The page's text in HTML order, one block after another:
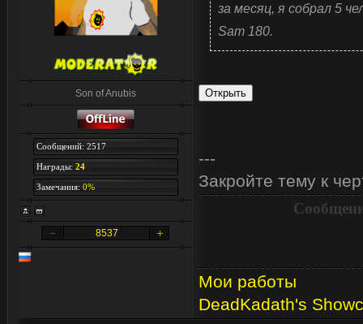
Son of Anubis
Сообщений: 2517
Награды: 24
Замечания: 0%
8537
за месяц, я собрал 5
Sam 180.
---
Закройте тему к
Мои работы
DeadKadath's